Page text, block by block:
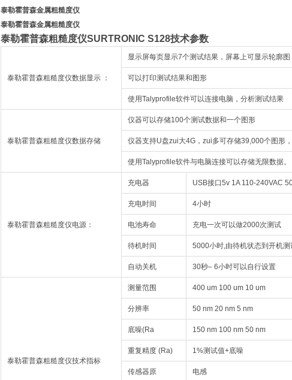
泰勒霍普森金属粗糙度仪
泰勒霍普森金属粗糙度仪
泰勒霍普森粗糙度仪SURTRONIC S128技术参数
泰勒霍普森粗糙度仪数据显示 ：
显示屏每页显示7个测试结果，屏幕上可显示轮廓图
可以打印测试结果和图形
使用Talyprofile软件可以连接电脑，分析测试结果
泰勒霍普森粗糙度仪数据存储
仪器可以存储100个测试数据和一个图形
仪器支持U盘zui大4G，zui多可存储39,000个图形
使用Talyprofile软件与电脑连接可以存储无限数据。
泰勒霍普森粗糙度仪电源：
充电器 USB接口5v 1A 110-240VAC
充电时间 4小时
电池寿命 充电一次可以做2000次测试
待机时间 5000小时,由待机状态到开机
自动关机 30秒– 6小时可以自行设置
泰勒霍普森粗糙度仪技术指标
测量范围 400 um 100 um 10 um
分辨率 50 nm 20 nm 5 nm
底噪(Ra 150 nm 100 nm 50 nm
重复精度 (Ra) 1%测试值+底噪
传感器原 电感